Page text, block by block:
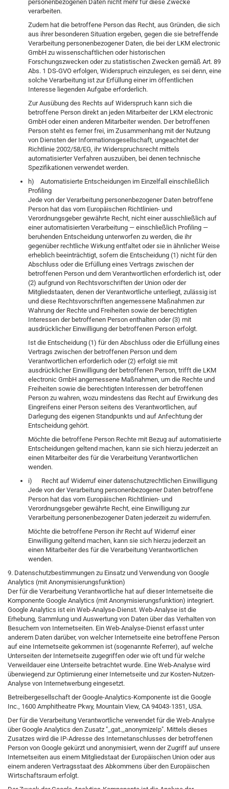
personenbezogenen Daten nicht mehr für diese Zwecke
verarbeiten.
Zudem hat die betroffene Person das Recht, aus Gründen, die sich
aus ihrer besonderen Situation ergeben, gegen die sie betreffende
Verarbeitung personenbezogener Daten, die bei der LKM electronic
GmbH zu wissenschaftlichen oder historischen
Forschungszwecken oder zu statistischen Zwecken gemäß Art. 89
Abs. 1 DS-GVO erfolgen, Widerspruch einzulegen, es sei denn, eine
solche Verarbeitung ist zur Erfüllung einer im öffentlichen
Interesse liegenden Aufgabe erforderlich.
Zur Ausübung des Rechts auf Widerspruch kann sich die
betroffene Person direkt an jeden Mitarbeiter der LKM electronic
GmbH oder einen anderen Mitarbeiter wenden. Der betroffenen
Person steht es ferner frei, im Zusammenhang mit der Nutzung
von Diensten der Informationsgesellschaft, ungeachtet der
Richtlinie 2002/58/EG, ihr Widerspruchsrecht mittels
automatisierter Verfahren auszuüben, bei denen technische
Spezifikationen verwendet werden.
h) Automatisierte Entscheidungen im Einzelfall einschließlich
Profiling
Jede von der Verarbeitung personenbezogener Daten betroffene
Person hat das vom Europäischen Richtlinien- und
Verordnungsgeber gewährte Recht, nicht einer ausschließlich auf
einer automatisierten Verarbeitung — einschließlich Profiling —
beruhenden Entscheidung unterworfen zu werden, die ihr
gegenüber rechtliche Wirkung entfaltet oder sie in ähnlicher Weise
erheblich beeinträchtigt, sofern die Entscheidung (1) nicht für den
Abschluss oder die Erfüllung eines Vertrags zwischen der
betroffenen Person und dem Verantwortlichen erforderlich ist, oder
(2) aufgrund von Rechtsvorschriften der Union oder der
Mitgliedstaaten, denen der Verantwortliche unterliegt, zulässig ist
und diese Rechtsvorschriften angemessene Maßnahmen zur
Wahrung der Rechte und Freiheiten sowie der berechtigten
Interessen der betroffenen Person enthalten oder (3) mit
ausdrücklicher Einwilligung der betroffenen Person erfolgt.
Ist die Entscheidung (1) für den Abschluss oder die Erfüllung eines
Vertrags zwischen der betroffenen Person und dem
Verantwortlichen erforderlich oder (2) erfolgt sie mit
ausdrücklicher Einwilligung der betroffenen Person, trifft die LKM
electronic GmbH angemessene Maßnahmen, um die Rechte und
Freiheiten sowie die berechtigten Interessen der betroffenen
Person zu wahren, wozu mindestens das Recht auf Erwirkung des
Eingreifens einer Person seitens des Verantwortlichen, auf
Darlegung des eigenen Standpunkts und auf Anfechtung der
Entscheidung gehört.
Möchte die betroffene Person Rechte mit Bezug auf automatisierte
Entscheidungen geltend machen, kann sie sich hierzu jederzeit an
einen Mitarbeiter des für die Verarbeitung Verantwortlichen
wenden.
i) Recht auf Widerruf einer datenschutzrechtlichen Einwilligung
Jede von der Verarbeitung personenbezogener Daten betroffene
Person hat das vom Europäischen Richtlinien- und
Verordnungsgeber gewährte Recht, eine Einwilligung zur
Verarbeitung personenbezogener Daten jederzeit zu widerrufen.
Möchte die betroffene Person ihr Recht auf Widerruf einer
Einwilligung geltend machen, kann sie sich hierzu jederzeit an
einen Mitarbeiter des für die Verarbeitung Verantwortlichen
wenden.
9. Datenschutzbestimmungen zu Einsatz und Verwendung von Google
Analytics (mit Anonymisierungsfunktion)
Der für die Verarbeitung Verantwortliche hat auf dieser Internetseite die
Komponente Google Analytics (mit Anonymisierungsfunktion) integriert.
Google Analytics ist ein Web-Analyse-Dienst. Web-Analyse ist die
Erhebung, Sammlung und Auswertung von Daten über das Verhalten von
Besuchern von Internetseiten. Ein Web-Analyse-Dienst erfasst unter
anderem Daten darüber, von welcher Internetseite eine betroffene Person
auf eine Internetseite gekommen ist (sogenannte Referrer), auf welche
Unterseiten der Internetseite zugegriffen oder wie oft und für welche
Verweildauer eine Unterseite betrachtet wurde. Eine Web-Analyse wird
überwiegend zur Optimierung einer Internetseite und zur Kosten-Nutzen-
Analyse von Internetwerbung eingesetzt.
Betreibergesellschaft der Google-Analytics-Komponente ist die Google
Inc., 1600 Amphitheatre Pkwy, Mountain View, CA 94043-1351, USA.
Der für die Verarbeitung Verantwortliche verwendet für die Web-Analyse
über Google Analytics den Zusatz "_gat._anonymizeIp". Mittels dieses
Zusatzes wird die IP-Adresse des Internetanschlusses der betroffenen
Person von Google gekürzt und anonymisiert, wenn der Zugriff auf unsere
Internetseiten aus einem Mitgliedstaat der Europäischen Union oder aus
einem anderen Vertragsstaat des Abkommens über den Europäischen
Wirtschaftsraum erfolgt.